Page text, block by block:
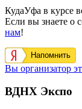
КудаУфа в курсе
Если вы знаете о
нам!
Напомнить
Вы организатор
ВДНХ Экспо